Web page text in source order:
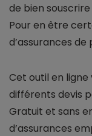
de bien
Pour en être
d’assurances de
Cet outil en
différents devis
Gratuit et sans
d’assurances